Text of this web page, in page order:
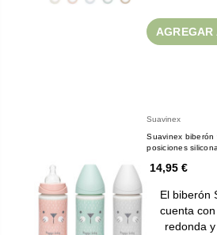
Suavinex
Suavinex biberón
posiciones
14,95 €
El biberón
cuenta
redonda